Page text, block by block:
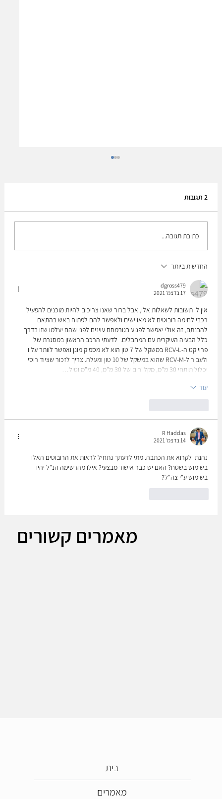
The Plan to build up the medium brigade!!
2 תגובות
כתיבת תגובה...
החדשות ביותר
dgross479
17 בדצמ׳ 2021
אין לי תשובות לשאלות אלו, אבל ברור שאנו צריכים להיות מוכנים להפעיל
רכבי לחימה רובוטים לא מאויישים ולאפשר להם לפתוח באש בהתאם
להבנתם, זה אולי יאפשר לפגוע בגורמחם עוינים לפני שהם יעלמו שזו בדרך
כלל הבעיה העיקרית עם המחבלים.  לדעתי הרכב הראשון במסגרת של
פרוייקט ה-RCV-L במשקל של 7 טון הוא לא מספיק מוגן ואפשר לוותר עליו
ולעבור ל-RCV-M שהוא במשקל של 10 טון ומעלה. צריך לזכור שציוד רוסי
יכלול תותחי 30 מ"מ, מקל"רים של 30 מ"מ, 40 מ"מ וטיל…
עוד
R Haddas
14 בדצמ׳ 2021
נהנתי לקרוא את הכתבה. מתי לדעתך נתחיל לראות את הרובוטים האלו
בשימוש בשטח? האם יש כבר אישור מבצעי? אילו מהרשימה הנ"ל יהיו
בשימוש ע"י צה"ל?
מאמרים קשורים
בית
מאמרים